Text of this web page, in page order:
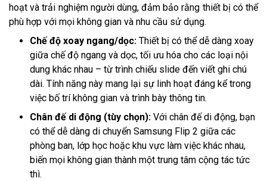
hoạt và trải nghiệm người dùng, đảm bảo rằng thiết bị có thể
phù hợp với mọi không gian và nhu cầu sử dụng.
Chế độ xoay ngang/dọc: Thiết bị có thể dễ dàng xoay
giữa chế độ ngang và dọc, tối ưu hóa cho các loại nội
dung khác nhau – từ trình chiếu slide đến viết ghi chú
dài. Tính năng này mang lại sự linh hoạt đáng kể trong
việc bố trí không gian và trình bày thông tin.
Chân đế di động (tùy chọn): Với chân đế di động, bạn
có thể dễ dàng di chuyển Samsung Flip 2 giữa các
phòng ban, lớp học hoặc khu vực làm việc khác nhau,
biến mọi không gian thành một trung tâm cộng tác tức
thì.